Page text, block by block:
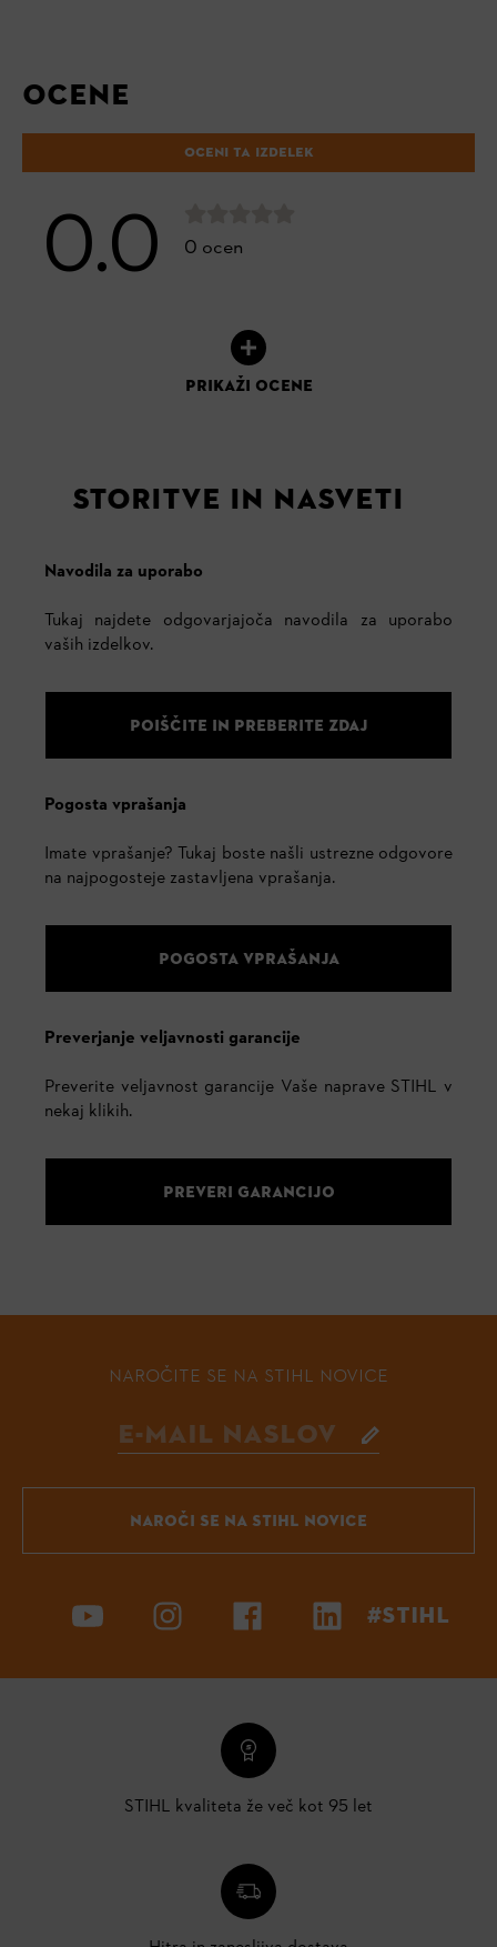
OCENE
OCENI TA IZDELEK
0.0 0 ocen
PRIKAŽI OCENE
STORITVE IN NASVETI
Navodila za uporabo
Tukaj najdete odgovarjajoča navodila za uporabo
vaših izdelkov.
POIŠČITE IN PREBERITE ZDAJ
Pogosta vprašanja
Imate vprašanje? Tukaj boste našli ustrezne odgovore
na najpogosteje zastavljena vprašanja.
POGOSTA VPRAŠANJA
Preverjanje veljavnosti garancije
Preverite veljavnost garancije Vaše naprave STIHL v
nekaj klikih.
PREVERI GARANCIJO
NAROČITE SE NA STIHL NOVICE
NAROČI SE NA STIHL NOVICE
#STIHL
STIHL kvaliteta že več kot 95 let